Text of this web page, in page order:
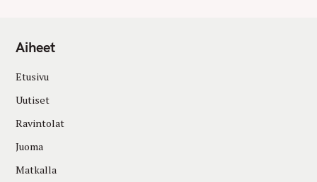
Aiheet
Etusivu
Uutiset
Ravintolat
Juoma
Matkalla